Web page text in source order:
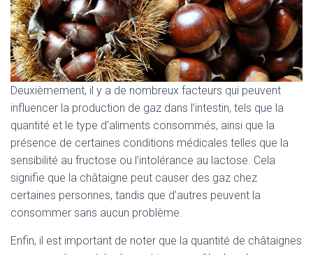
Deuxièmement, il y a de nombreux facteurs qui peuvent
influencer la production de gaz dans l’intestin, tels que la
quantité et le type d’aliments consommés, ainsi que la
présence de certaines conditions médicales telles que la
sensibilité au fructose ou l’intolérance au lactose. Cela
signifie que la châtaigne peut causer des gaz chez
certaines personnes, tandis que d’autres peuvent la
consommer sans aucun problème.
Enfin, il est important de noter que la quantité de châtaignes